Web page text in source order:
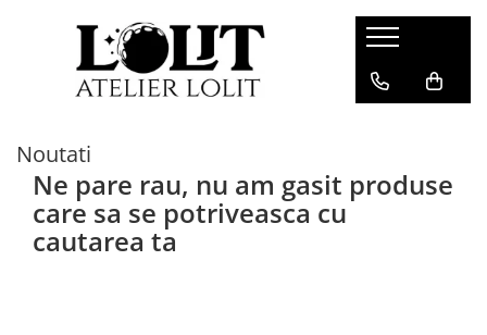
Bratari
Bratari lantisor
Bratari snur
Colectii
Crescent Moon
Minimalist
Secrets of the Heart
Martisoare
Pandantive
Noutati
Ne pare rau, nu am gasit produse
care sa se potriveasca cu
cautarea ta